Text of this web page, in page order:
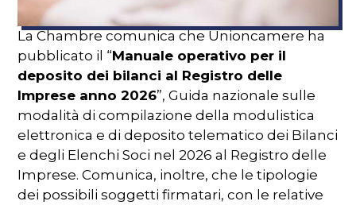
La Chambre comunica che Unioncamere ha
pubblicato il “Manuale operativo per il
deposito dei bilanci al Registro delle
Imprese anno 2026”, Guida nazionale sulle
modalità di compilazione della modulistica
elettronica e di deposito telematico dei Bilanci
e degli Elenchi Soci nel 2026 al Registro delle
Imprese. Comunica, inoltre, che le tipologie
dei possibili soggetti firmatari, con le relative